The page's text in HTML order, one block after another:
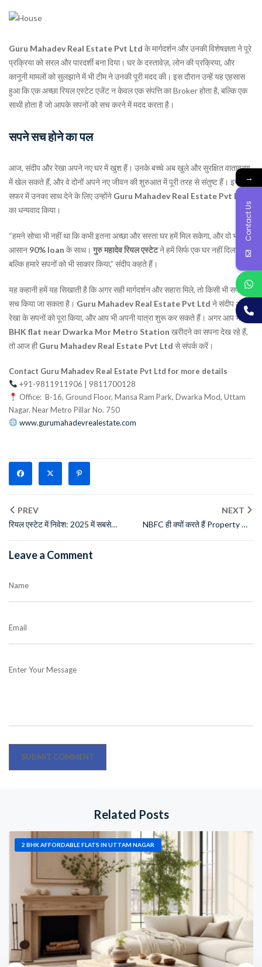
Guru Mahadev Real Estate Pvt Ltd के मार्गदर्शन और उनकी विशेषज्ञता ने पूरे
प्रक्रिया को सरल और पारदर्शी बना दिया। घर के दस्तावेज़, लोन की प्रक्रिया, और
कानूनी मामलों को सुलझाने में भी टीम ने उनकी पूरी मदद की। इस दौरान उन्हें यह एहसास
हुआ कि एक अच्छा रियल एस्टेट एजेंट न केवल एक संपत्ति का Broker होता है, बल्कि एक
साथी होता है जो आपके सपनों को सच करने में मदद करता है।
सपने सच होने का पल
आज, संदीप और रेखा अपने नए घर में खुश हैं। उनके बच्चे अब खुले और सुरक्षित वातावरण
में खेल सकते हैं, और वे दोनों अपने नए जीवन की शुरुआत में पूरी तरह से संतुष्ट हैं। इस
सफर में उनका साथ देने के लिए उन्होंने Guru Mahadev Real Estate Pvt Ltd
का धन्यवाद किया।
“हमने सोचा भी नहीं था कि कभी इतना अच्छा और सस्ता घर हमें मिल सकेगा, और वो भी
आसान 90% loan के साथ। गुरु महादेव रियल एस्टेटने हमें सिर्फ एक घर नहीं दिलाया,
बल्कि हमारे सपनों को भी साकार किया,” संदीप कहते हैं।
यह कहानी हमें यह सिखाती है कि अगर सही मार्गदर्शन और सहारा मिले, तो किसी भी सपने को
सच किया जा सकता है। Guru Mahadev Real Estate Pvt Ltd ने संदीप और
रेखा के सपनों को पूरा किया, और आप भी अपनी यात्रा शुरू कर सकते हैं। अगर आप भी
2
BHK flat near Dwarka Mor Metro Station खरीदने का सपना देख रहे हैं,
तो आज हीGuru Mahadev Real Estate Pvt Ltd से संपर्क करें।
Contact Guru Mahadev Real Estate Pvt Ltd for more details
+91-9811911906 | 9811700128
Office: B-16, Ground Floor, Mansa Ram Park, Dwarka Mod, Uttam
Nagar. Near Metro Pillar No. 750
www.gurumahadevrealestate.com
PREV
रियल एस्टेट में निवेश: 2025 में सबसे
Safe और Profitable विकल्प
NEXT
NBFC ही क्यों करते हैं Property लोन
approved ? वजह जानकर आप भी
Leave a Comment
Name
Email
Enter Your Message
Related Posts
2 BHK AFFORDABLE FLATS IN UTTAM NAGAR
→
Contact Us